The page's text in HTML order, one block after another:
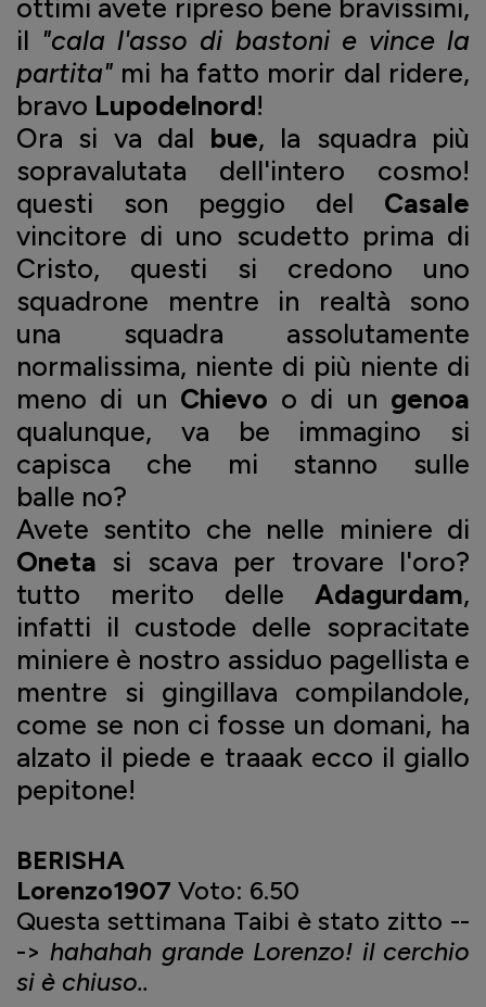
ottimi avete ripreso bene bravissimi,
il "cala l'asso di bastoni e vince la
partita" mi ha fatto morir dal ridere,
bravo Lupodelnord!
Ora si va dal bue, la squadra più
sopravalutata dell'intero cosmo!
questi son peggio del Casale
vincitore di uno scudetto prima di
Cristo, questi si credono uno
squadrone mentre in realtà sono
una squadra assolutamente
normalissima, niente di più niente di
meno di un Chievo o di un genoa
qualunque, va be immagino si
capisca che mi stanno sulle
balle no?
Avete sentito che nelle miniere di
Oneta si scava per trovare l'oro?
tutto merito delle Adagurdam,
infatti il custode delle sopracitate
miniere è nostro assiduo pagellista e
mentre si gingillava compilandole,
come se non ci fosse un domani, ha
alzato il piede e traaak ecco il giallo
pepitone!
BERISHA
Lorenzo1907 Voto: 6.50
Questa settimana Taibi è stato zitto --
->hahahah grande Lorenzo! il cerchio
si è chiuso..